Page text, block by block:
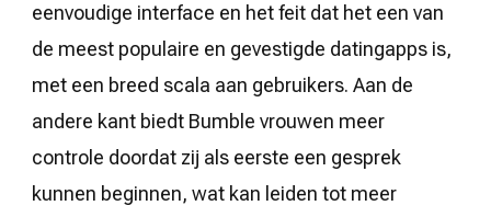
eenvoudige interface en het feit dat het een van
de meest populaire en gevestigde datingapps is,
met een breed scala aan gebruikers. Aan de
andere kant biedt Bumble vrouwen meer
controle doordat zij als eerste een gesprek
kunnen beginnen, wat kan leiden tot meer